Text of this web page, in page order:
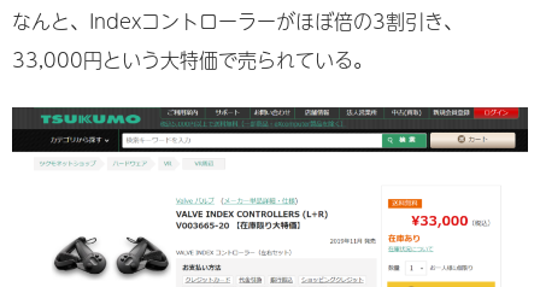
なんと、Indexコントローラーがほぼ倍の3割引き、
33,000円という大特価で売られている。